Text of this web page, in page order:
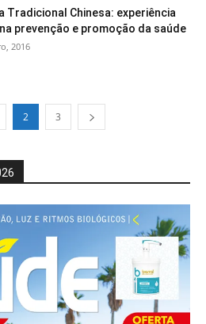
Tradicional Chinesa: experiência
prevenção e promoção da saúde
2016
2 3